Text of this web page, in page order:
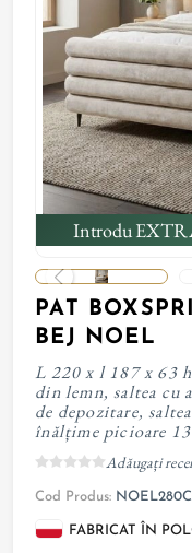
Introdu
PAT
BEJ NOEL
L 220 x l 187 x 63
din lemn, saltea cu
de depozitare,
înălțime picioare
Adăugați
Cod Produs:
FABRICAT ÎN